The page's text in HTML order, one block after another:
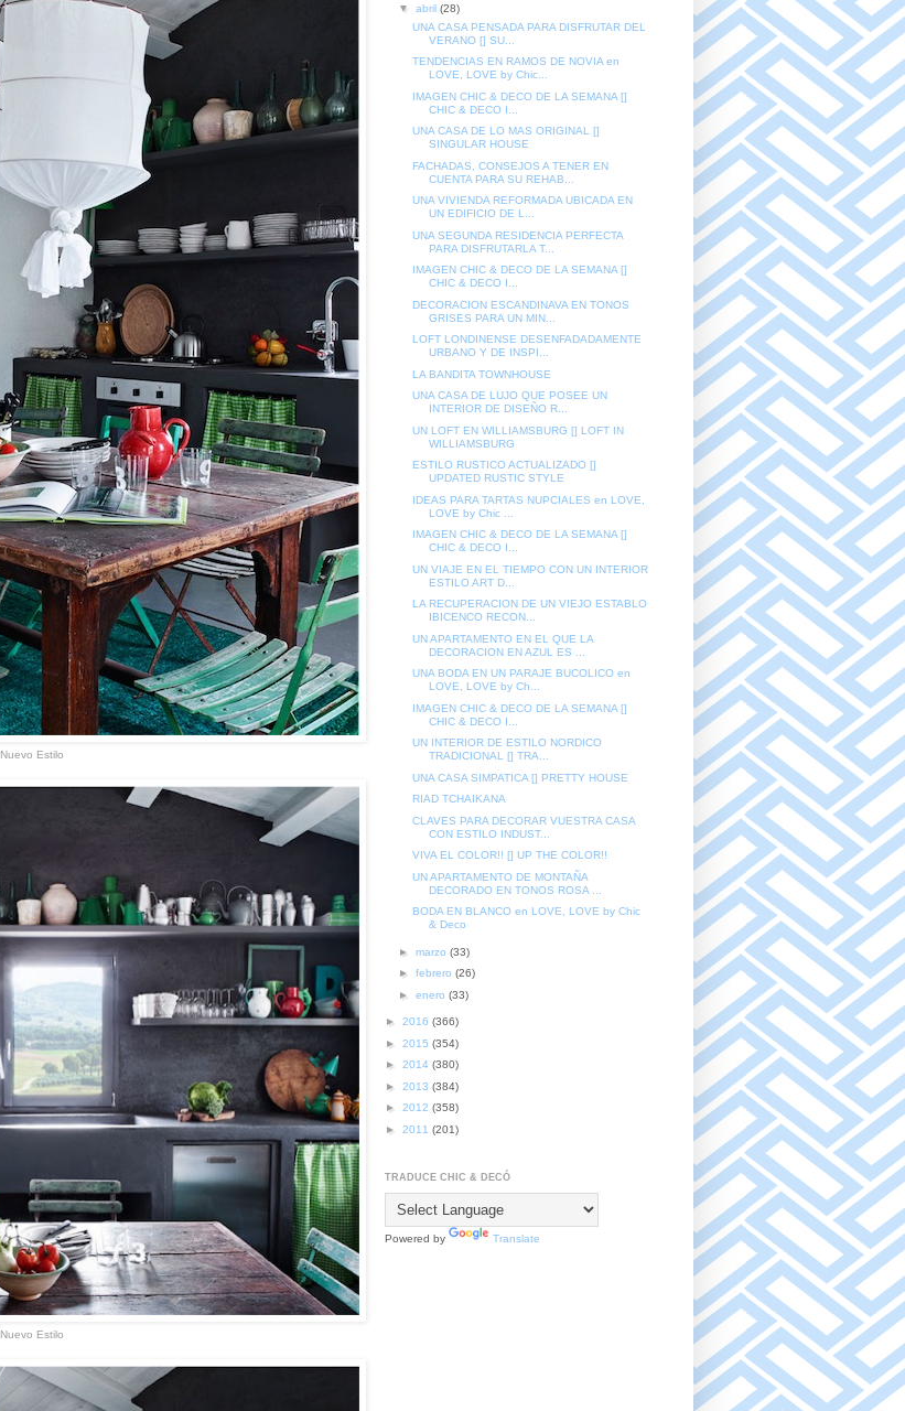
Nuevo Estilo
Nuevo Estilo
▼ abril (28)
UNA CASA PENSADA PARA DISFRUTAR DEL
VERANO [] SU...
TENDENCIAS EN RAMOS DE NOVIA en
LOVE, LOVE by Chic...
IMAGEN CHIC & DECO DE LA SEMANA []
CHIC & DECO I...
UNA CASA DE LO MAS ORIGINAL []
SINGULAR HOUSE
FACHADAS, CONSEJOS A TENER EN
CUENTA PARA SU REHAB...
UNA VIVIENDA REFORMADA UBICADA EN
UN EDIFICIO DE L...
UNA SEGUNDA RESIDENCIA PERFECTA
PARA DISFRUTARLA T...
IMAGEN CHIC & DECO DE LA SEMANA []
CHIC & DECO I...
DECORACION ESCANDINAVA EN TONOS
GRISES PARA UN MIN...
LOFT LONDINENSE DESENFADADAMENTE
URBANO Y DE INSPI...
LA BANDITA TOWNHOUSE
UNA CASA DE LUJO QUE POSEE UN
INTERIOR DE DISEÑO R...
UN LOFT EN WILLIAMSBURG [] LOFT IN
WILLIAMSBURG
ESTILO RUSTICO ACTUALIZADO []
UPDATED RUSTIC STYLE
IDEAS PARA TARTAS NUPCIALES en LOVE,
LOVE by Chic ...
IMAGEN CHIC & DECO DE LA SEMANA []
CHIC & DECO I...
UN VIAJE EN EL TIEMPO CON UN INTERIOR
ESTILO ART D...
LA RECUPERACION DE UN VIEJO ESTABLO
IBICENCO RECON...
UN APARTAMENTO EN EL QUE LA
DECORACION EN AZUL ES ...
UNA BODA EN UN PARAJE BUCOLICO en
LOVE, LOVE by Ch...
IMAGEN CHIC & DECO DE LA SEMANA []
CHIC & DECO I...
UN INTERIOR DE ESTILO NORDICO
TRADICIONAL [] TRA...
UNA CASA SIMPATICA [] PRETTY HOUSE
RIAD TCHAIKANA
CLAVES PARA DECORAR VUESTRA CASA
CON ESTILO INDUST...
VIVA EL COLOR!! [] UP THE COLOR!!
UN APARTAMENTO DE MONTAÑA
DECORADO EN TONOS ROSA ...
BODA EN BLANCO en LOVE, LOVE by Chic
& Deco
► marzo (33)
► febrero (26)
► enero (33)
► 2016 (366)
► 2015 (354)
► 2014 (380)
► 2013 (384)
► 2012 (358)
► 2011 (201)
TRADUCE CHIC & DECÓ
Powered by Translate